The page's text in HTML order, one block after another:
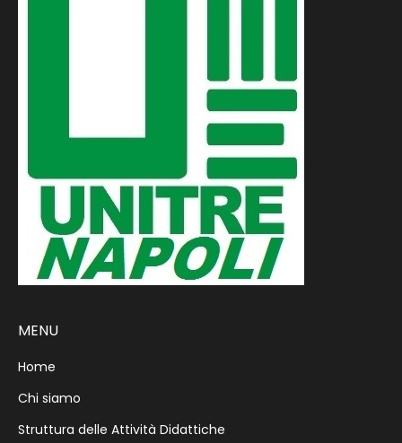
MENU
Home
Chi siamo
Struttura delle Attività Didattiche